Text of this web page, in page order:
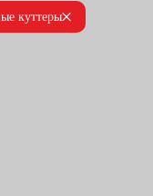
куттеры